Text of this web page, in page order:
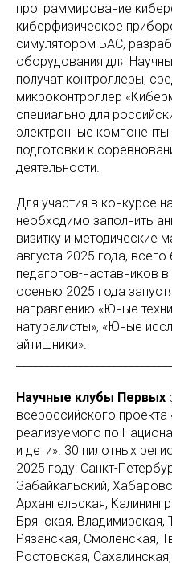
программирование
киберфизическое
симулятором БАС,
оборудования для
получат контроллеры,
микроконтроллер
специально для
электронные компоненты
подготовки к
деятельности.
Для участия в конкурсе
необходимо заполнить
визитку и методические
августа 2025 года,
педагогов-наставников
осенью 2025 года
направлению «Юные
натуралисты», «Юные
айтишники».
Научные клубы Первых
всероссийского проекта
реализуемого по
и дети». 30 пилотных
2025 году: Санкт-
Забайкальский,
Архангельская,
Брянская, Владимирская,
Рязанская, Смоленская,
Ростовская,